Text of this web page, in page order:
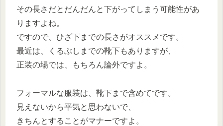
その長さだとだんだんと下がってしまう可能性があ
りますよね。
ですので、ひざ下までの長さがオススメです。
最近は、くるぶしまでの靴下もありますが、
正装の場では、もちろん論外ですよ。
フォーマルな服装は、靴下まで含めてです。
見えないから平気と思わないで、
きちんとすることがマナーですよ。